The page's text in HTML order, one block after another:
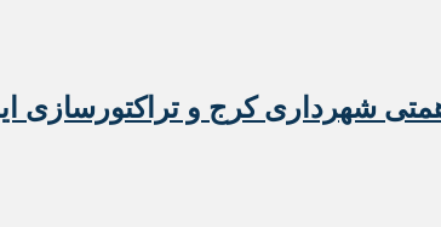
شهرداری کرج و تراکتورسازی